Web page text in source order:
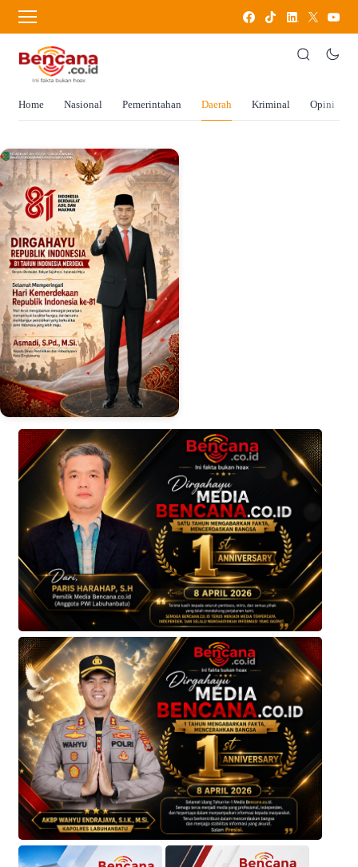
Home Nasional Pemerintahan Daerah Kriminal Opini